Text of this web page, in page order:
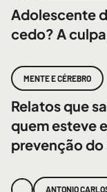
Adolescente
cedo? A
MENTE E CÉREBRO
Relatos que
quem esteve
prevenção
ANTONIO